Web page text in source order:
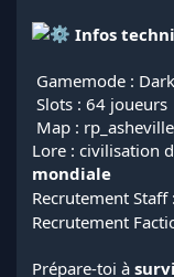
Infos
Gamemode :
️ Slots : 64 joueurs
️ Map : rp_asheville
Lore : civilisation
mondiale
Recrutement Staff :
Recrutement
Prépare-toi à